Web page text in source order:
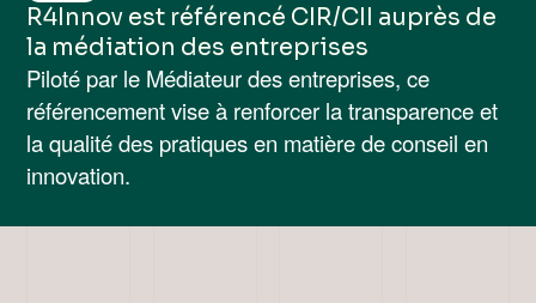
R4Innov est référencé CIR/CII auprès de
la médiation des entreprises
Piloté par le Médiateur des entreprises, ce
référencement vise à renforcer la transparence et
la qualité des pratiques en matière de conseil en
innovation.